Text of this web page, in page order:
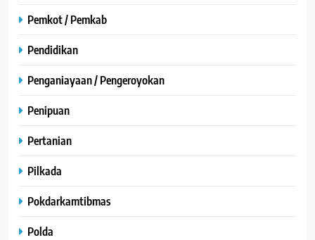
Pemkot / Pemkab
Pendidikan
Penganiayaan / Pengeroyokan
Penipuan
Pertanian
Pilkada
Pokdarkamtibmas
Polda